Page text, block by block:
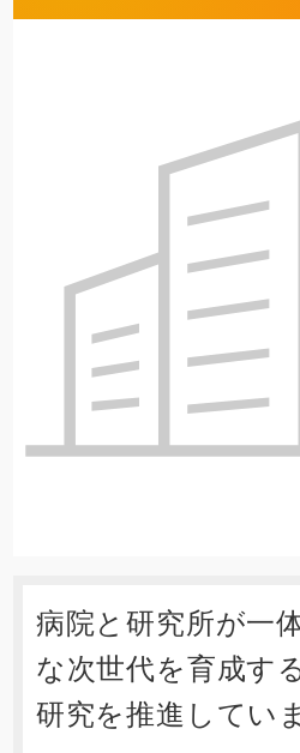
病院と研究所が一
な次世代を育成す
研究を推進してい